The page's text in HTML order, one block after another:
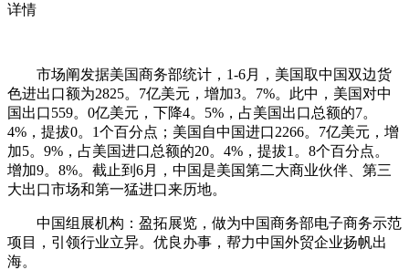
详情
市场阐发据美国商务部统计，1-6月，美国取中国双边货
色进出口额为2825。7亿美元，增加3。7%。此中，美国对中
国出口559。0亿美元，下降4。5%，占美国出口总额的7。
4%，提拔0。1个百分点；美国自中国进口2266。7亿美元，增
加5。9%，占美国进口总额的20。4%，提拔1。8个百分点。
增加9。8%。截止到6月，中国是美国第二大商业伙伴、第三
大出口市场和第一猛进口来历地。
中国组展机构：盈拓展览，做为中国商务部电子商务示范
项目，引领行业立异。优良办事，帮力中国外贸企业扬帆出
海。